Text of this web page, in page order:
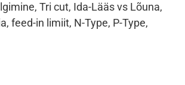
Tri cut, Ida-Lääs vs Lõuna,
feed-in limiit, N-Type, P-Type,